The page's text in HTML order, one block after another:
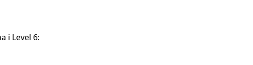
i Level 6: